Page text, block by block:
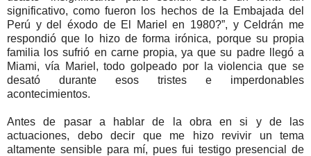
significativo, como fueron los hechos de la Embajada del
Perú y del éxodo de El Mariel en 1980?”, y Celdrán me
respondió que lo hizo de forma irónica, porque su propia
familia los sufrió en carne propia, ya que su padre llegó a
Miami, vía Mariel, todo golpeado por la violencia que se
desató durante esos tristes e imperdonables
acontecimientos.
Antes de pasar a hablar de la obra en si y de las
actuaciones, debo decir que me hizo revivir un tema
altamente sensible para mí, pues fui testigo presencial de